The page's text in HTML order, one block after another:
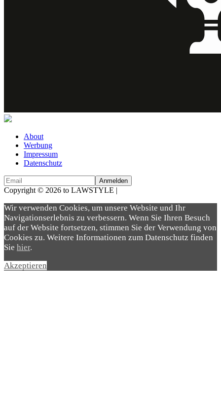
About
Werbung
Impressum
Datenschutz
Copyright © 2026 to LAWSTYLE |
Wir verwenden Cookies, um unsere Website und Ihr
Navigationserlebnis zu verbessern. Wenn Sie Ihren Besuch
auf der Website fortsetzen, stimmen Sie der Verwendung von
Cookies zu. Weitere Informationen zum Datenschutz finden
Sie hier.
Akzeptieren